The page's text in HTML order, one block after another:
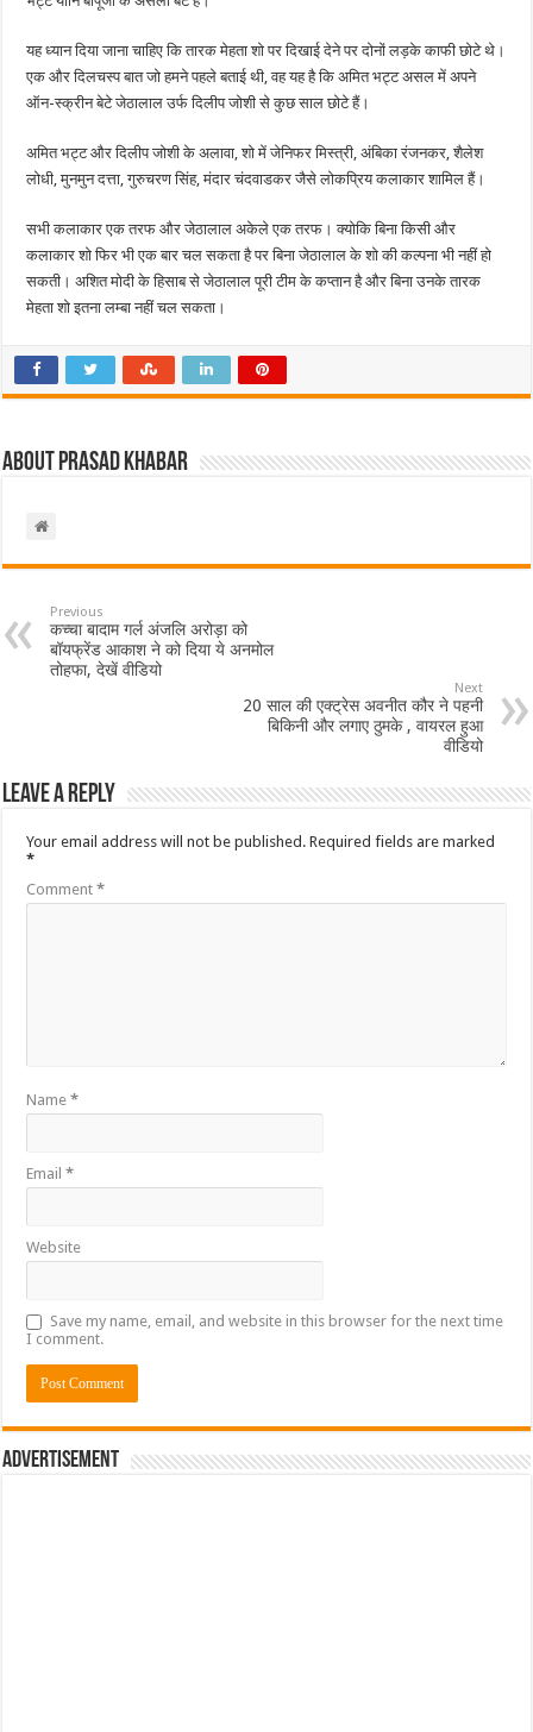
यह ध्यान दिया जाना चाहिए कि तारक मेहता शो पर दिखाई देने पर दोनों लड़के काफी छोटे थे।
एक और दिलचस्प बात जो हमने पहले बताई थी, वह यह है कि अमित भट्ट असल में अपने
ऑन-स्क्रीन बेटे जेठालाल उर्फ दिलीप जोशी से कुछ साल छोटे हैं।
अमित भट्ट और दिलीप जोशी के अलावा, शो में जेनिफर मिस्त्री, अंबिका रंजनकर, शैलेश
लोधी, मुनमुन दत्ता, गुरुचरण सिंह, मंदार चंदवाडकर जैसे लोकप्रिय कलाकार शामिल हैं।
सभी कलाकार एक तरफ और जेठालाल अकेले एक तरफ। क्योकि बिना किसी और
कलाकार शो फिर भी एक बार चल सकता है पर बिना जेठालाल के शो की कल्पना भी नहीं हो
सकती। अशित मोदी के हिसाब से जेठालाल पूरी टीम के कप्तान है और बिना उनके तारक
मेहता शो इतना लम्बा नहीं चल सकता।
About Prasad Khabar
Previous
कच्चा बादाम गर्ल अंजलि अरोड़ा को
बॉयफ्रेंड आकाश ने को दिया ये अनमोल
तोहफा, देखें वीडियो
Next
20 साल की एक्ट्रेस अवनीत कौर ने पहनी
बिकिनी और लगाए ठुमके , वायरल हुआ
वीडियो
Leave a Reply
Your email address will not be published. Required fields are marked
*
Comment*
Name*
Email*
Website
Save my name, email, and website in this browser for the next time
I comment.
Advertisement